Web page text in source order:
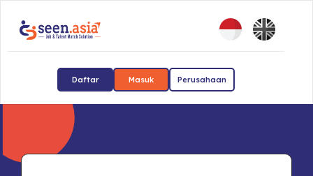
Daftar Masuk Perusahaan